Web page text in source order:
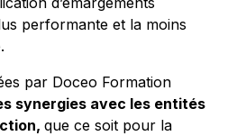
performante et la moins
par Doceo Formation
synergies avec les entités
que ce soit pour la